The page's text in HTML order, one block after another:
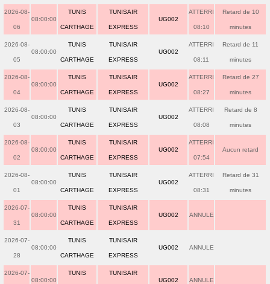
2026-08-
06
08:00:00
TUNIS
CARTHAGE
TUNISAIR
EXPRESS
UG002
ATTERRI
08:10
Retard de 10
minutes
2026-08-
05
08:00:00
TUNIS
CARTHAGE
TUNISAIR
EXPRESS
UG002
ATTERRI
08:11
Retard de 11
minutes
2026-08-
04
08:00:00
TUNIS
CARTHAGE
TUNISAIR
EXPRESS
UG002
ATTERRI
08:27
Retard de 27
minutes
2026-08-
03
08:00:00
TUNIS
CARTHAGE
TUNISAIR
EXPRESS
UG002
ATTERRI
08:08
Retard de 8
minutes
2026-08-
02
08:00:00
TUNIS
CARTHAGE
TUNISAIR
EXPRESS
UG002
ATTERRI
07:54
Aucun retard
2026-08-
01
08:00:00
TUNIS
CARTHAGE
TUNISAIR
EXPRESS
UG002
ATTERRI
08:31
Retard de 31
minutes
2026-07-
31
08:00:00
TUNIS
CARTHAGE
TUNISAIR
EXPRESS
UG002 ANNULE
2026-07-
28
08:00:00
TUNIS
CARTHAGE
TUNISAIR
EXPRESS
UG002 ANNULE
2026-07-
08:00:00
TUNIS TUNISAIR
UG002 ANNULE